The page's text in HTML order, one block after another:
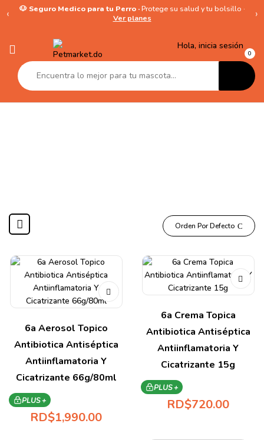
‹ 🐶 Seguro Medico para tu Perro ·Protege su salud y tu bolsillo ·
Ver planes
›
Hola, inicia sesión
0
Orden Por Defecto
6a Aerosol Topico
Antibiotica Antiséptica
Antiinflamatoria Y
Cicatrizante 66g/80ml
PLUS +
RD$1,990.00
6a Crema Topica
Antibiotica Antiséptica
Antiinflamatoria Y
Cicatrizante 15g
PLUS +
RD$720.00